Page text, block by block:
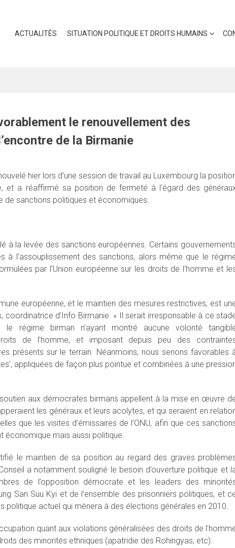
ACTUALITÉS SITUATION POLITIQUE ET DROITS HUMAINS
le renouvellement des
de la Birmanie
hier lors d’une session de travail au Luxembourg la
et a réaffirmé sa position de fermeté à l’égard des
de sanctions politiques et économiques.
à la levée des sanctions européennes. Certains
à l’assouplissement des sanctions, alors même que le
par l’Union européenne sur les droits de l’homme et
européenne, et le maintien des mesures restrictives, est
coordinatrice d’Info Birmanie. « Il serait irresponsable à ce
régime birman n’ayant montré aucune volonté
de l’homme, et imposant depuis peu des
présents sur le terrain. Néanmoins, nous serions favorables
appliquées de façon plus pointue et combinées à une
aux démocrates birmans appellent à la mise en œuvre
les généraux et leurs acolytes, et qui seraient en
que les visites d’émissaires de l’ONU, afin que ces
économique mais aussi politique.
le maintien de sa position au regard des graves
a notamment souligné le besoin d’ouverture politique et
de l’opposition démocrate et les leaders des
San Suu Kyi et de l’ensemble des prisonniers politiques, et
politique actuel qui mènera à des élections générales en 2010.
quant aux violations généralisées des droits de
des minorités ethniques (apatridie des Rohingyas, etc).